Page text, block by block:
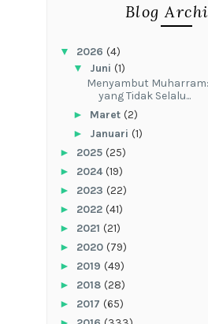
Blog
▼ 2026 (4)
▼ Juni (1)
Menyambut
yang Tidak Selalu...
► Maret (2)
► Januari (1)
► 2025 (25)
► 2024(19)
► 2023 (22)
► 2022 (41)
► 2021 (21)
► 2020 (79)
► 2019 (49)
► 2018 (28)
► 2017 (65)